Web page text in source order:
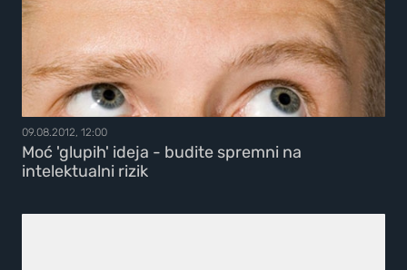
09.08.2012, 12:00
Moć 'glupih' ideja - budite spremni na
intelektualni rizik